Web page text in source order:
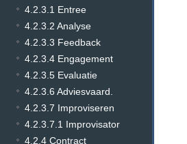
4.2.3.1 Entree
4.2.3.2 Analyse
4.2.3.3 Feedback
4.2.3.4 Engagement
4.2.3.5 Evaluatie
4.2.3.6 Adviesvaard.
4.2.3.7 Improviseren
4.2.3.7.1 Improvisator
4.2.4 Contract